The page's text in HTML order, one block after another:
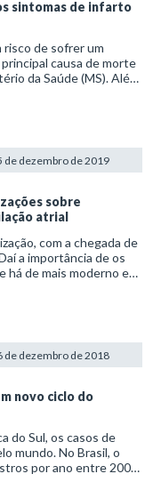
sintomas de infarto
risco de sofrer um
causa de morte
da Saúde (MS). Além
Por isso, médicos
de dezembro de 2019
sobre
atrial
com a chegada de
a importância de os
há de mais moderno em
de
de dezembro de 2018
novo ciclo do
do Sul, os casos de
mundo. No Brasil, o
por ano entre 2000